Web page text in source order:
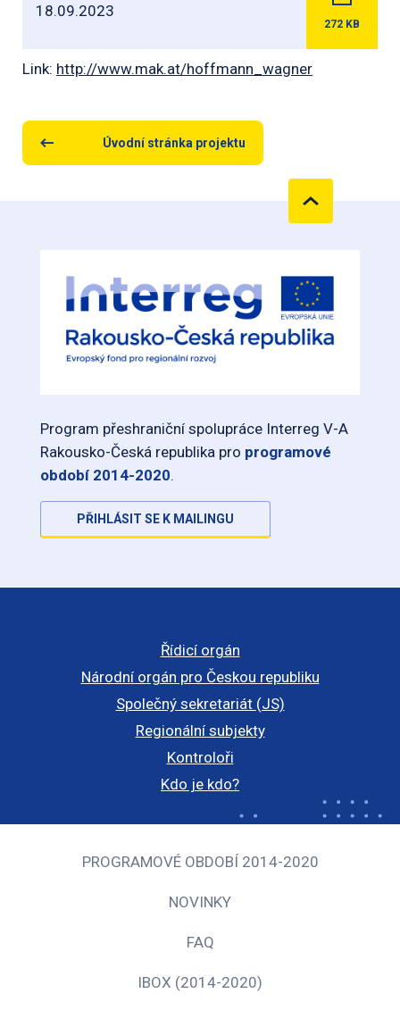
18.09.2023
272 KB
Link: http://www.mak.at/hoffmann_wagner
Úvodní stránka projektu
Program přeshraniční spolupráce Interreg V-A
Rakousko-Česká republika pro programové
období 2014-2020.
PŘIHLÁSIT SE K MAILINGU
Řídicí orgán
Národní orgán pro Českou republiku
Společný sekretariát (JS)
Regionální subjekty
Kontroloři
Kdo je kdo?
PROGRAMOVÉ OBDOBÍ 2014-2020
NOVINKY
FAQ
IBOX (2014-2020)